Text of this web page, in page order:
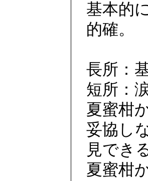
基本的
的確。
長所：
短所：
夏蜜柑
妥協し
見でき
夏蜜柑